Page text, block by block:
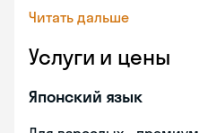
Читать дальше
Услуги и цены
Японский язык